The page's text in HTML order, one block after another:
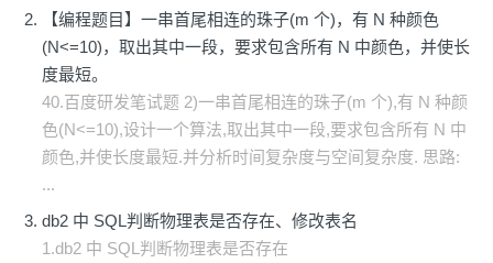
【编程题目】一串首尾相连的珠子(m 个)，有 N 种颜色
(N<=10)，取出其中一段，要求包含所有 N 中颜色，并使长
度最短。
40.百度研发笔试题 2)一串首尾相连的珠子(m 个),有 N 种颜
色(N<=10),设计一个算法,取出其中一段,要求包含所有 N 中
颜色,并使长度最短.并分析时间复杂度与空间复杂度. 思路:
...
db2 中 SQL判断物理表是否存在、修改表名
1.db2 中 SQL判断物理表是否存在